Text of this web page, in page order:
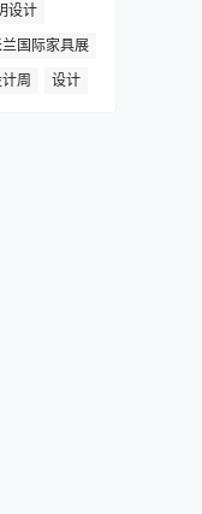
设计
国际家具展
周 设计